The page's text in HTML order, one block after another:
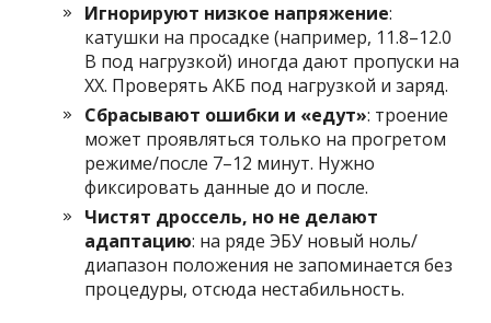
Игнорируют низкое напряжение:
катушки на просадке (например, 11.8–12.0
В под нагрузкой) иногда дают пропуски на
ХХ. Проверять АКБ под нагрузкой и заряд.
Сбрасывают ошибки и «едут»: троение
может проявляться только на прогретом
режиме/после 7–12 минут. Нужно
фиксировать данные до и после.
Чистят дроссель, но не делают
адаптацию: на ряде ЭБУ новый ноль/
диапазон положения не запоминается без
процедуры, отсюда нестабильность.